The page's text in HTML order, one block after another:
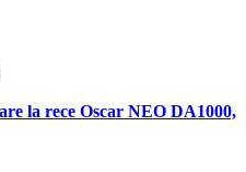
la rece Oscar NEO DA1000,